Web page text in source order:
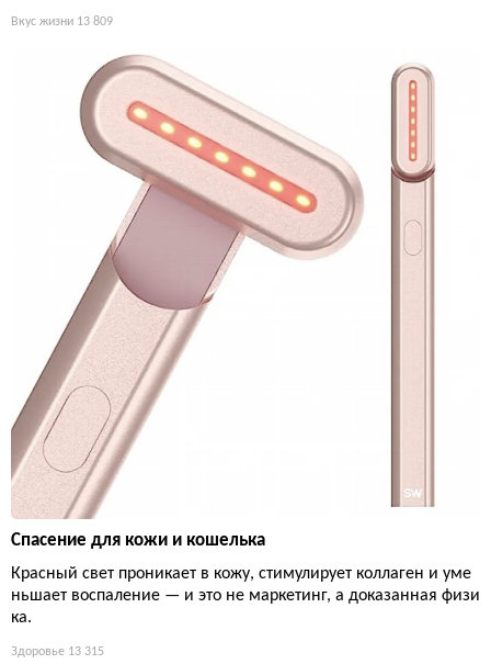
Вкус жизни 13 809
Спасение для кожи и кошелька
Красный свет проникает в кожу, стимулирует коллаген и уме
ньшает воспаление — и это не маркетинг, а доказанная физи
ка.
Здоровье 13 315